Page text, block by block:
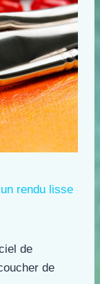
rendu lisse
de
de